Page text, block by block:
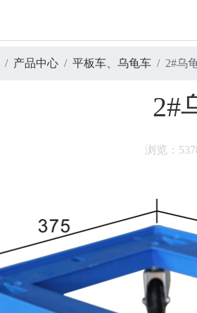
产品中心 平板车、乌龟车 2#乌
2#
浏览：